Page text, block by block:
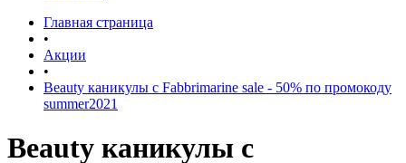
Главная страница
•
Акции
•
Beauty каникулы с Fabbrimarine sale - 50% по промокоду
summer2021
Beauty каникулы с